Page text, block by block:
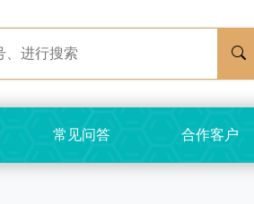
常见问答 合作客户